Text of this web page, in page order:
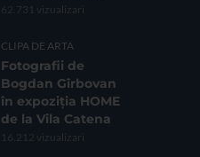
62.731 vizualizari
CLIPA DE ARTA
Fotografii de
Bogdan Gîrbovan
în expoziția HOME
de la Vila Catena
16.212 vizualizari